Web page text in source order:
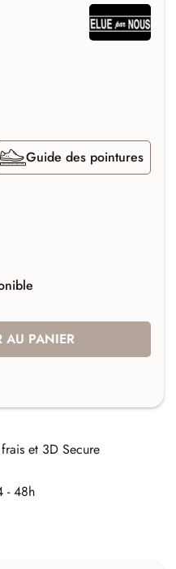
Guide des pointures
AU PANIER
et 3D Secure
- 48h